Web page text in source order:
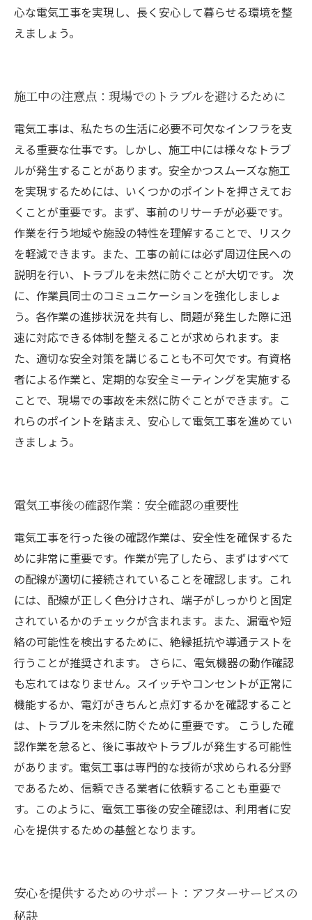
心な電気工事を実現し、長く安心して暮らせる環境を整
えましょう。
施工中の注意点：現場でのトラブルを避けるために
電気工事は、私たちの生活に必要不可欠なインフラを支
える重要な仕事です。しかし、施工中には様々なトラブ
ルが発生することがあります。安全かつスムーズな施工
を実現するためには、いくつかのポイントを押さえてお
くことが重要です。まず、事前のリサーチが必要です。
作業を行う地域や施設の特性を理解することで、リスク
を軽減できます。また、工事の前には必ず周辺住民への
説明を行い、トラブルを未然に防ぐことが大切です。 次
に、作業員同士のコミュニケーションを強化しましょ
う。各作業の進捗状況を共有し、問題が発生した際に迅
速に対応できる体制を整えることが求められます。ま
た、適切な安全対策を講じることも不可欠です。有資格
者による作業と、定期的な安全ミーティングを実施する
ことで、現場での事故を未然に防ぐことができます。こ
れらのポイントを踏まえ、安心して電気工事を進めてい
きましょう。
電気工事後の確認作業：安全確認の重要性
電気工事を行った後の確認作業は、安全性を確保するた
めに非常に重要です。作業が完了したら、まずはすべて
の配線が適切に接続されていることを確認します。これ
には、配線が正しく色分けされ、端子がしっかりと固定
されているかのチェックが含まれます。また、漏電や短
絡の可能性を検出するために、絶縁抵抗や導通テストを
行うことが推奨されます。 さらに、電気機器の動作確認
も忘れてはなりません。スイッチやコンセントが正常に
機能するか、電灯がきちんと点灯するかを確認すること
は、トラブルを未然に防ぐために重要です。 こうした確
認作業を怠ると、後に事故やトラブルが発生する可能性
があります。電気工事は専門的な技術が求められる分野
であるため、信頼できる業者に依頼することも重要で
す。このように、電気工事後の安全確認は、利用者に安
心を提供するための基盤となります。
安心を提供するためのサポート：アフターサービスの
秘訣